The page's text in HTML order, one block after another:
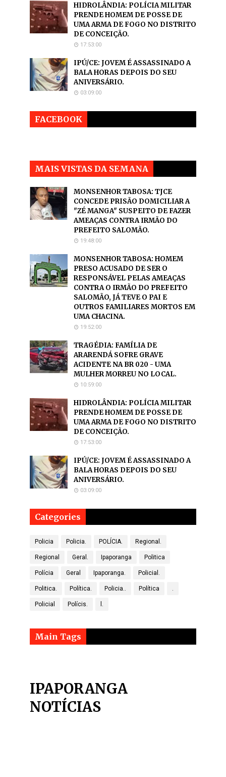
HIDROLÂNDIA: POLÍCIA MILITAR
PRENDE HOMEM DE POSSE DE
UMA ARMA DE FOGO NO DISTRITO
DE CONCEIÇÃO.
17:53:00
IPÚ/CE: JOVEM É ASSASSINADO A
BALA HORAS DEPOIS DO SEU
ANIVERSÁRIO.
03:09:00
FACEBOOK
MAIS VISTAS DA SEMANA
MONSENHOR TABOSA: TJCE
CONCEDE PRISÃO DOMICILIAR A
"ZÉ MANGA" SUSPEITO DE FAZER
AMEAÇAS CONTRA IRMÃO DO
PREFEITO SALOMÃO.
19:48:00
MONSENHOR TABOSA: HOMEM
PRESO ACUSADO DE SER O
RESPONSÁVEL PELAS AMEAÇAS
CONTRA O IRMÃO DO PREFEITO
SALOMÃO, JÁ TEVE O PAI E
OUTROS FAMILIARES MORTOS EM
UMA CHACINA.
19:52:00
TRAGÉDIA: FAMÍLIA DE
ARARENDÁ SOFRE GRAVE
ACIDENTE NA BR 020 - UMA
MULHER MORREU NO LOCAL.
10:59:00
HIDROLÂNDIA: POLÍCIA MILITAR
PRENDE HOMEM DE POSSE DE
UMA ARMA DE FOGO NO DISTRITO
DE CONCEIÇÃO.
17:53:00
IPÚ/CE: JOVEM É ASSASSINADO A
BALA HORAS DEPOIS DO SEU
ANIVERSÁRIO.
03:09:00
Categories
Policia Policia. POLÍCIA. Regional.
Regional Geral. Ipaporanga Politica
Polícia Geral Ipaporanga. Policial.
Politica. Política. Policia.. Política .
Policial Polícis. l.
Main Tags
IPAPORANGA
NOTÍCIAS